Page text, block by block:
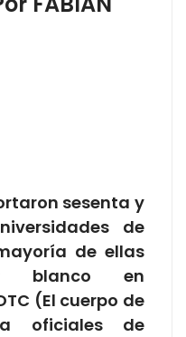
sesenta y
de
de ellas
blanco en
(El cuerpo de
oficiales de